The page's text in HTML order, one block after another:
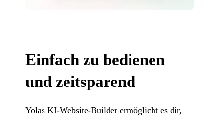
Einfach zu bedienen
und zeitsparend
Yolas KI-Website-Builder ermöglicht es dir,